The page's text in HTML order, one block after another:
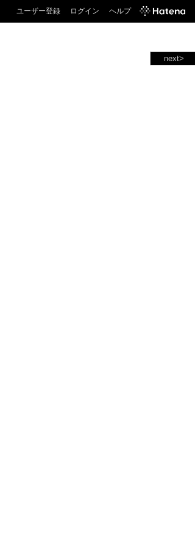
ユーザー登録 ログイン ヘルプ
next>